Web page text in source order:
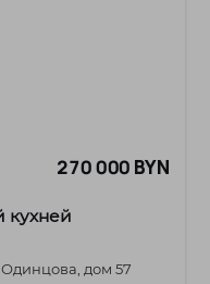
270 000 BYN
кухней
дом 57